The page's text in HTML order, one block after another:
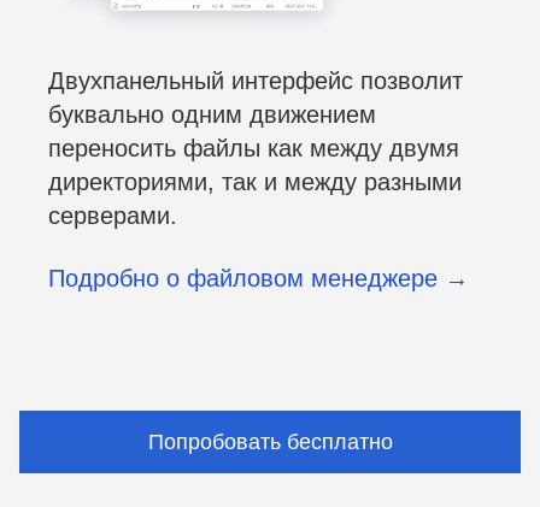
Двухпанельный интерфейс позволит
буквально одним движением
переносить файлы как между двумя
директориями, так и между разными
серверами.
Подробно о файловом менеджере →
Попробовать бесплатно